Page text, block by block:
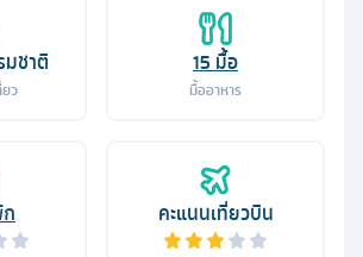
มชาติ
ว
15 มื้อ
มื้ออาหาร
คะแนนเที่ยวบิน